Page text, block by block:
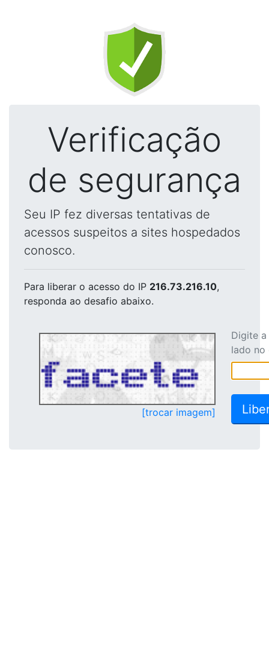
Verificação
de segurança
Seu IP fez diversas tentativas de
acessos suspeitos a sites hospedados
conosco.
Para liberar o acesso do IP 216.73.216.10,
responda ao desafio abaixo.
[trocar imagem]
Digite
lado no